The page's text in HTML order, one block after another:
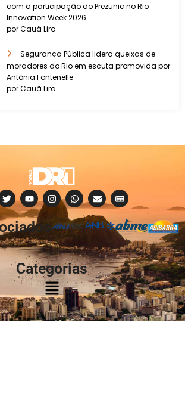
com a participação do Prezunic no Rio
Innovation Week 2026
por Cauã Lira
​Segurança Pública lidera queixas de
moradores do Rio em escuta promovida por
Antônia Fontenelle
por Cauã Lira
Categorias